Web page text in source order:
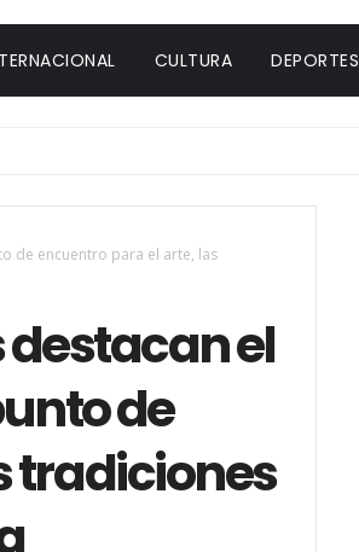
CULTURA DEPORTES
de encuentro para el arte, las
el
de
tradiciones